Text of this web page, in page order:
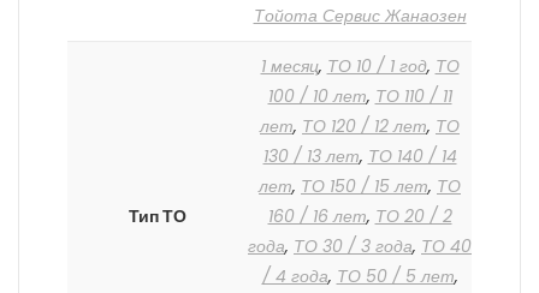
Тойота Сервис Жанаозен
Тип ТО
1 месяц, ТО 10 / 1 год, ТО
100 / 10 лет, ТО 110 / 11
лет, ТО 120 / 12 лет, ТО
130 / 13 лет, ТО 140 / 14
лет, ТО 150 / 15 лет, ТО
160 / 16 лет, ТО 20 / 2
года, ТО 30 / 3 года, ТО 40
/ 4 года, ТО 50 / 5 лет,